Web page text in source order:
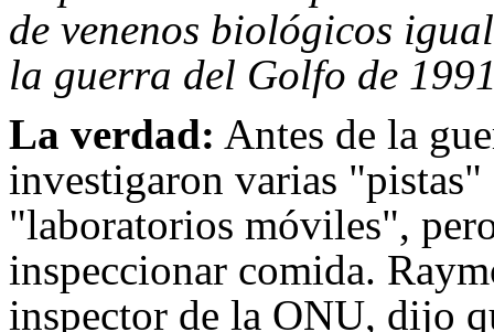
de venenos biológicos
la guerra del Golfo de
La verdad: Antes de la
investigaron varias
"laboratorios móviles",
inspeccionar comida.
inspector de la ONU, dijo